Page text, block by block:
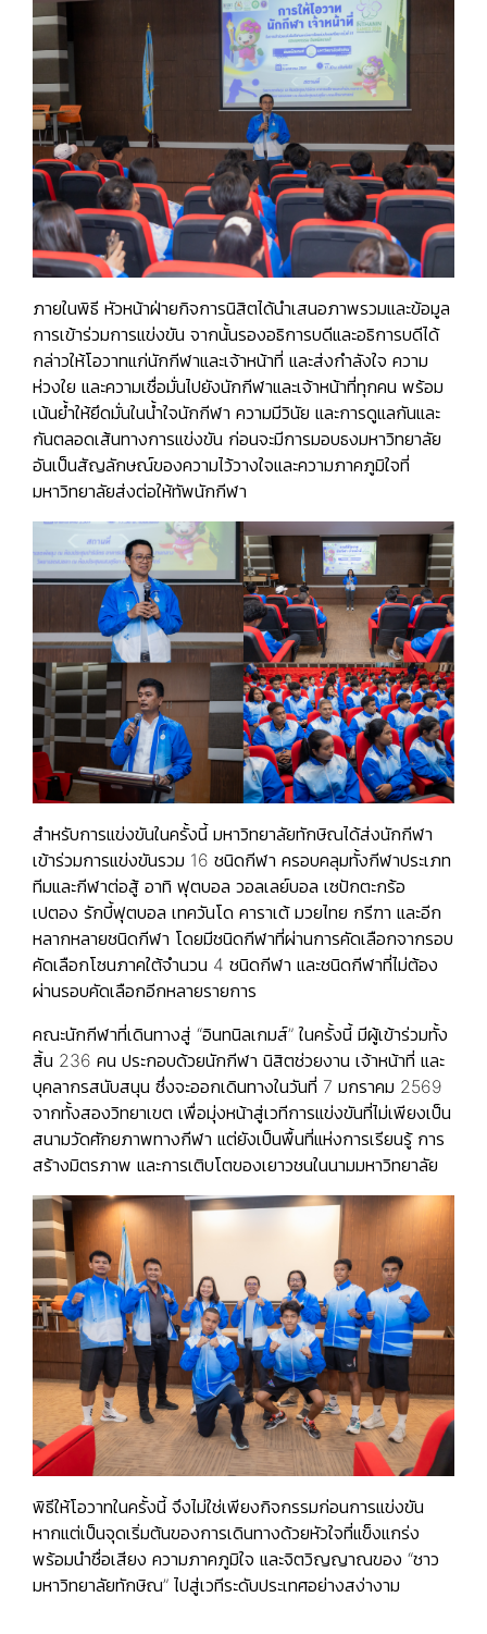
ภายในพิธี หัวหน้าฝ่ายกิจการนิสิตได้นำเสนอภาพรวมและข้อมูล
การเข้าร่วมการแข่งขัน จากนั้นรองอธิการบดีและอธิการบดีได้
กล่าวให้โอวาทแก่นักกีฬาและเจ้าหน้าที่ และส่งกำลังใจ ความ
ห่วงใย และความเชื่อมั่นไปยังนักกีฬาและเจ้าหน้าที่ทุกคน พร้อม
เน้นย้ำให้ยึดมั่นในน้ำใจนักกีฬา ความมีวินัย และการดูแลกันและ
กันตลอดเส้นทางการแข่งขัน ก่อนจะมีการมอบธงมหาวิทยาลัย
อันเป็นสัญลักษณ์ของความไว้วางใจและความภาคภูมิใจที่
มหาวิทยาลัยส่งต่อให้ทัพนักกีฬา
สำหรับการแข่งขันในครั้งนี้ มหาวิทยาลัยทักษิณได้ส่งนักกีฬา
เข้าร่วมการแข่งขันรวม 16 ชนิดกีฬา ครอบคลุมทั้งกีฬาประเภท
ทีมและกีฬาต่อสู้ อาทิ ฟุตบอล วอลเลย์บอล เซปักตะกร้อ
เปตอง รักบี้ฟุตบอล เทควันโด คาราเต้ มวยไทย กรีฑา และอีก
หลากหลายชนิดกีฬา โดยมีชนิดกีฬาที่ผ่านการคัดเลือกจากรอบ
คัดเลือกโซนภาคใต้จำนวน 4 ชนิดกีฬา และชนิดกีฬาที่ไม่ต้อง
ผ่านรอบคัดเลือกอีกหลายรายการ
คณะนักกีฬาที่เดินทางสู่ “อินทนิลเกมส์” ในครั้งนี้ มีผู้เข้าร่วมทั้ง
สิ้น 236 คน ประกอบด้วยนักกีฬา นิสิตช่วยงาน เจ้าหน้าที่ และ
บุคลากรสนับสนุน ซึ่งจะออกเดินทางในวันที่ 7 มกราคม 2569
จากทั้งสองวิทยาเขต เพื่อมุ่งหน้าสู่เวทีการแข่งขันที่ไม่เพียงเป็น
สนามวัดศักยภาพทางกีฬา แต่ยังเป็นพื้นที่แห่งการเรียนรู้ การ
สร้างมิตรภาพ และการเติบโตของเยาวชนในนามมหาวิทยาลัย
พิธีให้โอวาทในครั้งนี้ จึงไม่ใช่เพียงกิจกรรมก่อนการแข่งขัน
หากแต่เป็นจุดเริ่มต้นของการเดินทางด้วยหัวใจที่แข็งแกร่ง
พร้อมนำชื่อเสียง ความภาคภูมิใจ และจิตวิญญาณของ “ชาว
มหาวิทยาลัยทักษิณ” ไปสู่เวทีระดับประเทศอย่างสง่างาม